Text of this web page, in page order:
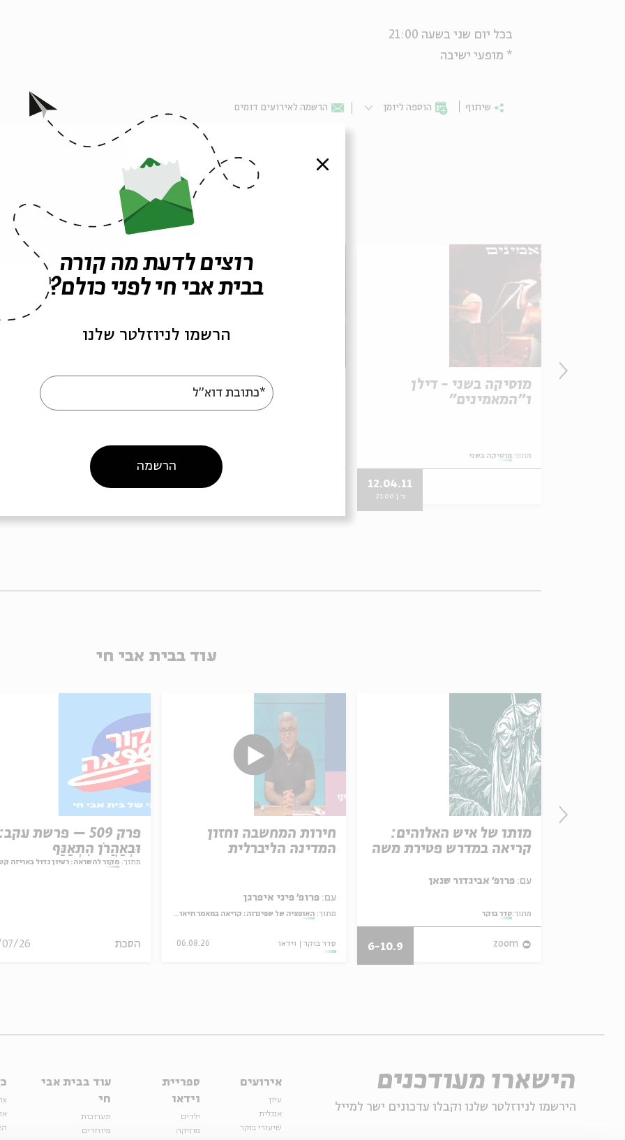
בכל יום שני בשעה 21:00
* מופעי ישיבה
שיתוף הוספה ליומן הרשמה לאירועים דומים
אירועים נוספים בסדרה
מוסיקה בשני - דילן
ו"המאמינים"
מתוך:מוסיקה בשני
12.04.11
ג' | 21:00
מוסיקה בשני - יהונתן
05.04.11
מוסיקה בשני - גרוב
מוסיקה בשני
עוד בבית אבי חי
פרק 509 – פרשת עקב:
וּבְאַהֲרֹן הִתְאַנַּף
מתוך: מקור להשראה: רעיון גדול באריזה
הסכת 26
חירות המחשבה וחזון
המדינה הליברלית
עם: פרופ' פיני איפרגן
מתוך: האופציה של שפינוזה: קריאה במאמר תיאולוגי־מדיני
סדר בוקר וידאו 06.08.26
מותו של איש האלוהים:
קריאה במדרש פטירת משה
עם:
מתוך:סדר בוקר
zoom
6-10.9
הישארו מעודכנים
הירשמו לניוזלטר שלנו וקבלו עדכונים ישר למייל
אירועים
עיון
אנגלית
שיעורי בוקר
ספריית
וידאו
ילדים
מוזיקה
עוד בבית אבי
חי
תערוכות
מיוחדים
סגור
רוצים לדעת מה קורה
בבית אבי חי לפני כולם?
הרשמו לניוזלטר שלנו
*כתובת דוא"ל
הרשמה